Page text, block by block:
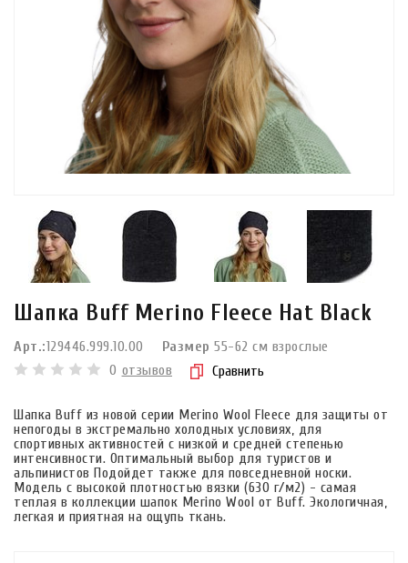
Шапка Buff Merino Fleece Hat Black
Арт.:129446.999.10.00 Размер 55-62 см взрослые
0 отзывов Сравнить
Шапка Buff из новой серии Merino Wool Fleece для защиты от
непогоды в экстремально холодных условиях, для
спортивных активностей с низкой и средней степенью
интенсивности. Оптимальный выбор для туристов и
альпинистов Подойдет также для повседневной носки.
Модель с высокой плотностью вязки (630 г/м2) - самая
теплая в коллекции шапок Merino Wool от Buff. Экологичная,
легкая и приятная на ощупь ткань.